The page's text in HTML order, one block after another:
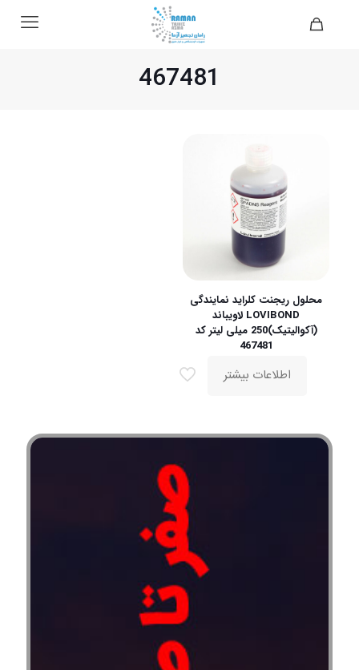
467481
محلول ریجنت کلراید نمایندگی
LOVIBOND لاویباند
(آکوالیتیک)250 میلی لیتر کد
467481
اطلاعات بیشتر